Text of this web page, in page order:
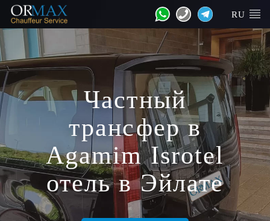
RU
Частный
трансфер в
Agamim Isrotel
отель в Эйлате